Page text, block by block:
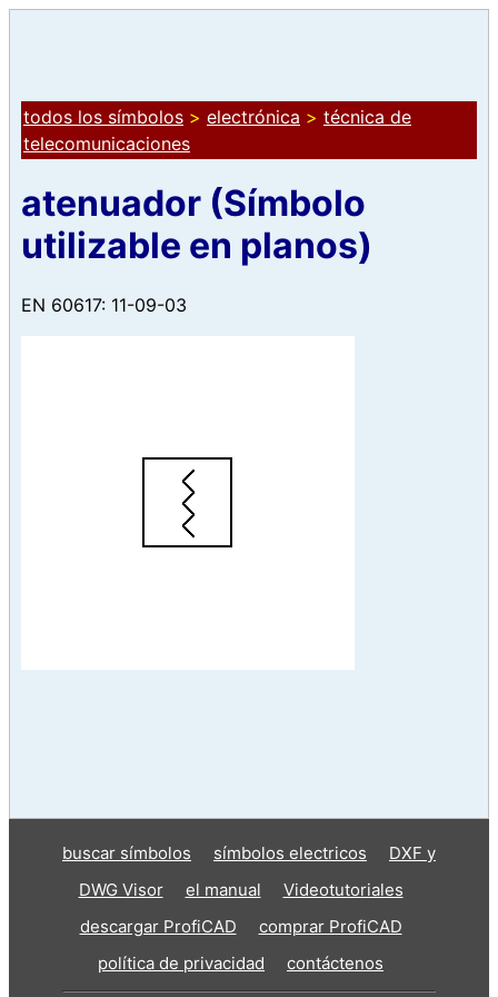
todos los símbolos > electrónica > técnica de
telecomunicaciones
atenuador (Símbolo
utilizable en planos)
EN 60617: 11-09-03
buscar símbolos símbolos electricos
DXF y
DWG Visor
el manual
Videotutoriales
descargar ProfiCAD
comprar ProfiCAD
política de privacidad
contáctenos